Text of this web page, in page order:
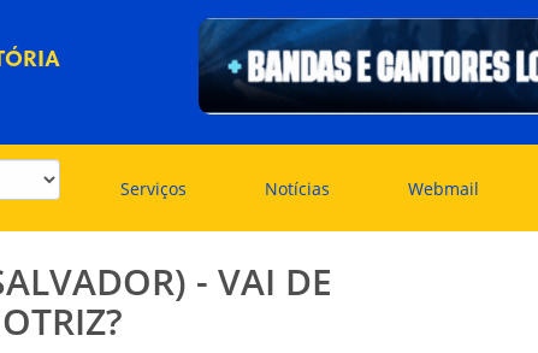
Serviços Notícias Webmail
- VAI DE